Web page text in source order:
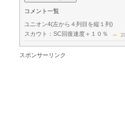
コメント一覧
ユニオン4(左から４列目を縦１列)
スカウト：SC回復速度＋１０％ --
スポンサーリンク